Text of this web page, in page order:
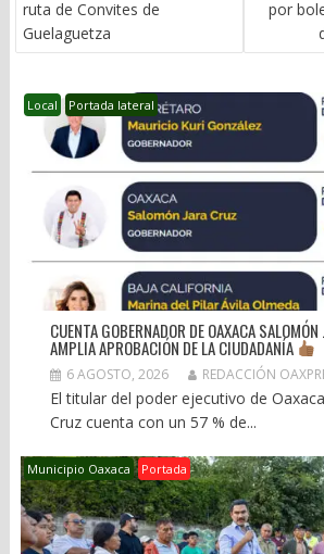
ENTRADAS
ruta de Convites de
Guelaguetza
por
Local Portada lateral
CUENTA GOBERNADOR DE OAXACA
AMPLIA APROBACIÓN DE LA CIUDADANÍA
6 AGOSTO, 2026 REDACCIÓN
El titular del poder ejecutivo de
Cruz cuenta con un 57 % de...
Municipio Oaxaca Portada